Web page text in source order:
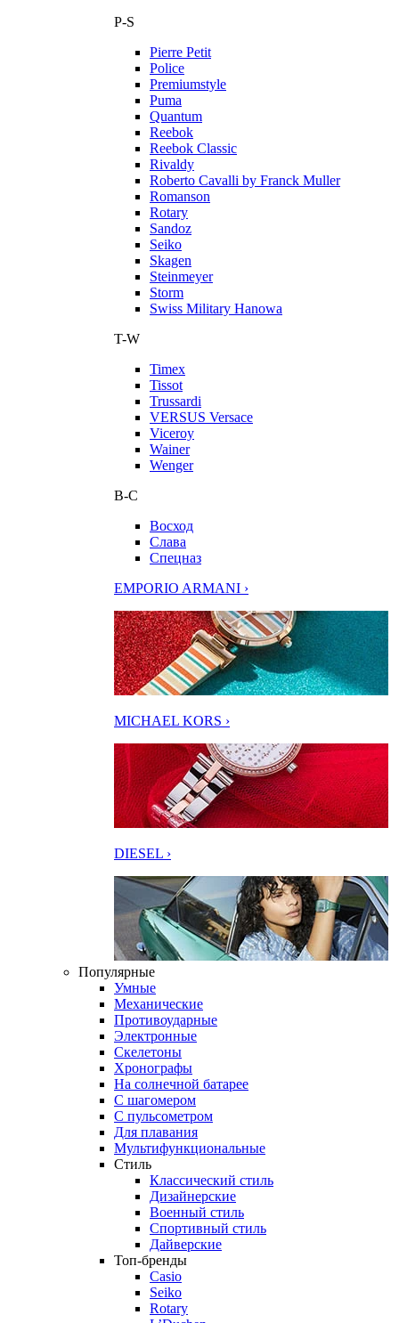
P-S
Pierre Petit
Police
Premiumstyle
Puma
Quantum
Reebok
Reebok Classic
Rivaldy
Roberto Cavalli by Franck Muller
Romanson
Rotary
Sandoz
Seiko
Skagen
Steinmeyer
Storm
Swiss Military Hanowa
T-W
Timex
Tissot
Trussardi
VERSUS Versace
Viceroy
Wainer
Wenger
В-С
Восход
Слава
Спецназ
EMPORIO ARMANI ›
MICHAEL KORS ›
DIESEL ›
Популярные
Умные
Механические
Противоударные
Электронные
Скелетоны
Хронографы
На солнечной батарее
С шагомером
С пульсометром
Для плавания
Мультифункциональные
Стиль
Классический стиль
Дизайнерские
Военный стиль
Спортивный стиль
Дайверские
Топ-бренды
Casio
Seiko
Rotary